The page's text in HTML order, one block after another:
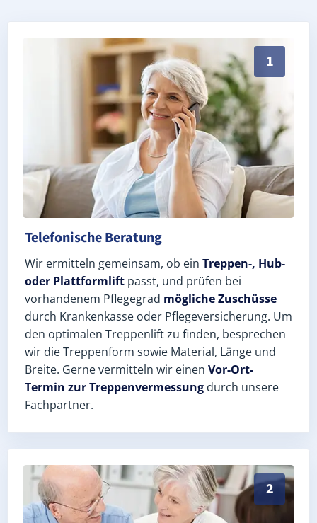
1
Persönliche Treppenlift-Beratung in Alt Zeschdorf
Telefonische Beratung
Wir ermitteln gemeinsam, ob ein Treppen-, Hub-
oder Plattformlift passt, und prüfen bei
vorhandenem Pflegegrad mögliche Zuschüsse
durch Krankenkasse oder Pflegeversicherung. Um
den optimalen Treppenlift zu finden, besprechen
wir die Treppenform sowie Material, Länge und
Breite. Gerne vermitteln wir einen Vor-Ort-
Termin zur Treppenvermessung durch unsere
Fachpartner.
2
Exaktes Aufmaß in Alt Zeschdorf (Landkreis